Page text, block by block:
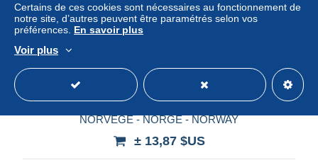
NORVEGE - NORGE - NORWAY
± 13,87 $US
Certains de ces cookies sont nécessaires au fonctionnement de
notre site, d’autres peuvent être paramétrés selon vos
préférences. En savoir plus
Voir plus